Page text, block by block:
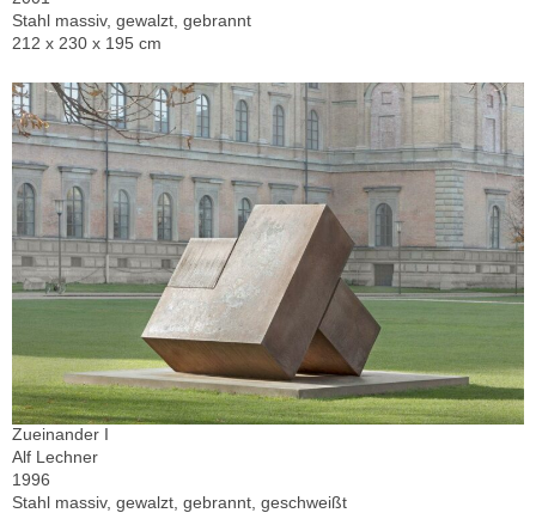
Stahl massiv, gewalzt, gebrannt
212 x 230 x 195 cm
Zueinander I
Alf Lechner
1996
Stahl massiv, gewalzt, gebrannt, geschweißt